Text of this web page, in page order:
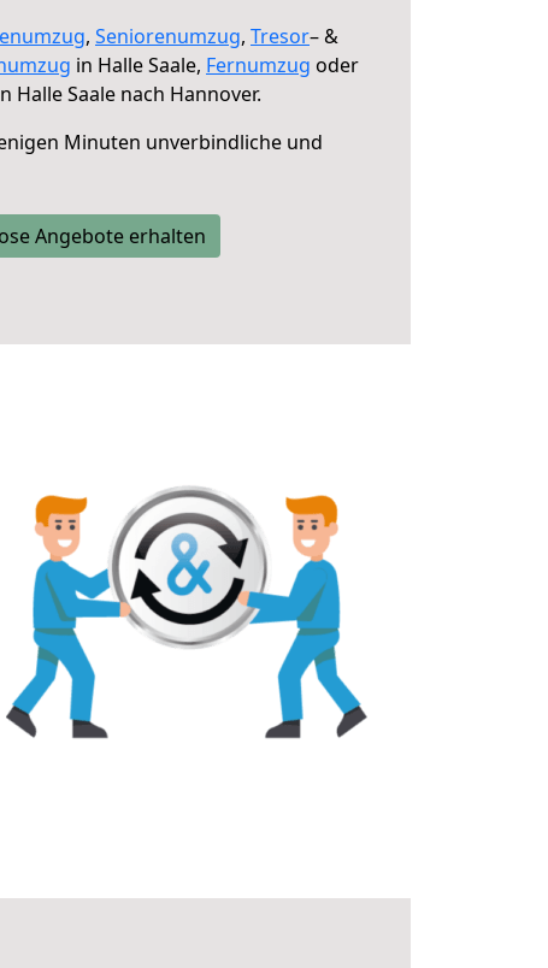
, Seniorenumzug, Tresor– &
in Halle Saale, Fernumzug oder
Halle Saale nach Hannover.
Minuten unverbindliche und
Angebote erhalten